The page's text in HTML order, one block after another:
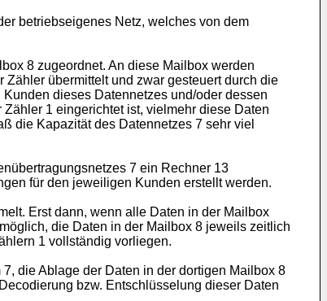
betriebseigenes Netz, welches von dem
8 zugeordnet. An diese Mailbox werden
übermittelt und zwar gesteuert durch die
dieses Datennetzes und/oder dessen
1 eingerichtet ist, vielmehr diese Daten
die Kapazität des Datennetzes 7 sehr viel
7 ein Rechner 13
für den jeweiligen Kunden erstellt werden.
Erst dann, wenn alle Daten in der Mailbox
die Daten in der Mailbox 8 jeweils zeitlich
1 vollständig vorliegen.
die Ablage der Daten in der dortigen Mailbox 8
bzw. Entschlüsselung dieser Daten